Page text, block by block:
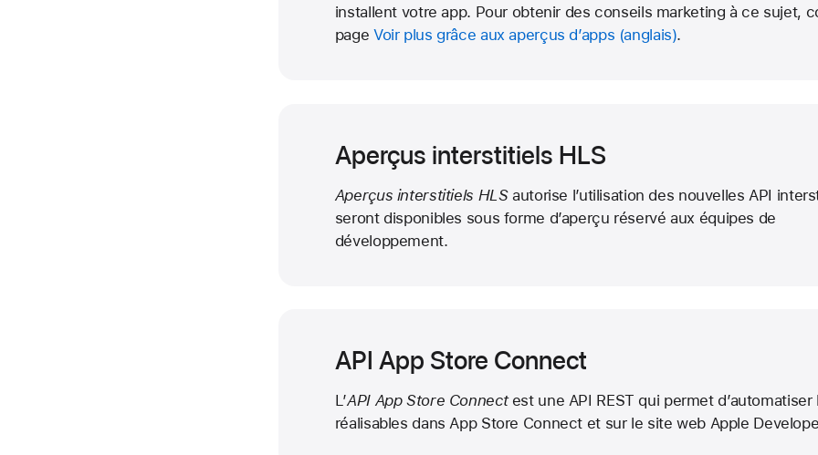
installent votre app. Pour obtenir des conseils marketing à ce sujet,
page Voir plus grâce aux aperçus d’apps .
Aperçus interstitiels HLS
Aperçus interstitiels HLSautorise l’utilisation des nouvelles API
seront disponibles sous forme d’aperçu réservé aux équipes de
développement.
API App Store Connect
L’API App Store Connectest une API REST qui permet d’automatiser
réalisables dans App Store Connect et sur le site web Apple